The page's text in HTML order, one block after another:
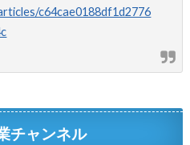
c64cae0188df1d2776
チャンネル